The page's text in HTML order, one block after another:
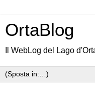
OrtaBlog
Il WebLog del Lago